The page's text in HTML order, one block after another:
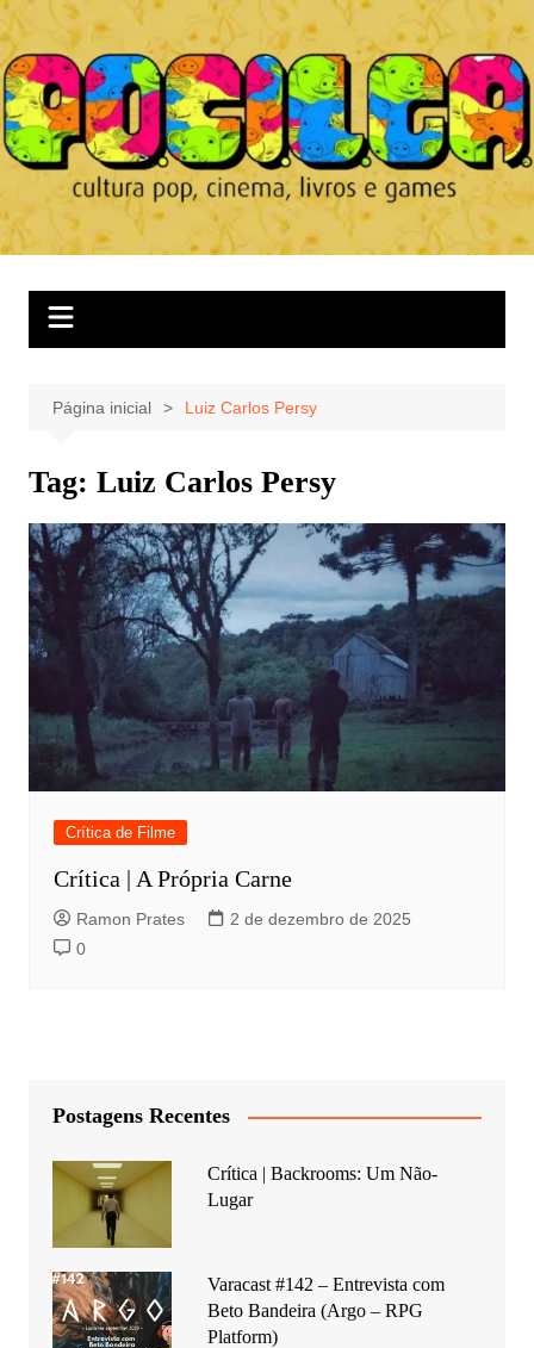
Ir
para
o
conteúdo
Página inicial Luiz Carlos Persy
Tag: Luiz Carlos Persy
Crítica de Filme
Crítica | A Própria Carne
Ramon Prates
2 de dezembro de 2025
0
Postagens Recentes
Crítica | Backrooms: Um Não-
Lugar
Varacast #142 – Entrevista com
Beto Bandeira (Argo – RPG
Platform)